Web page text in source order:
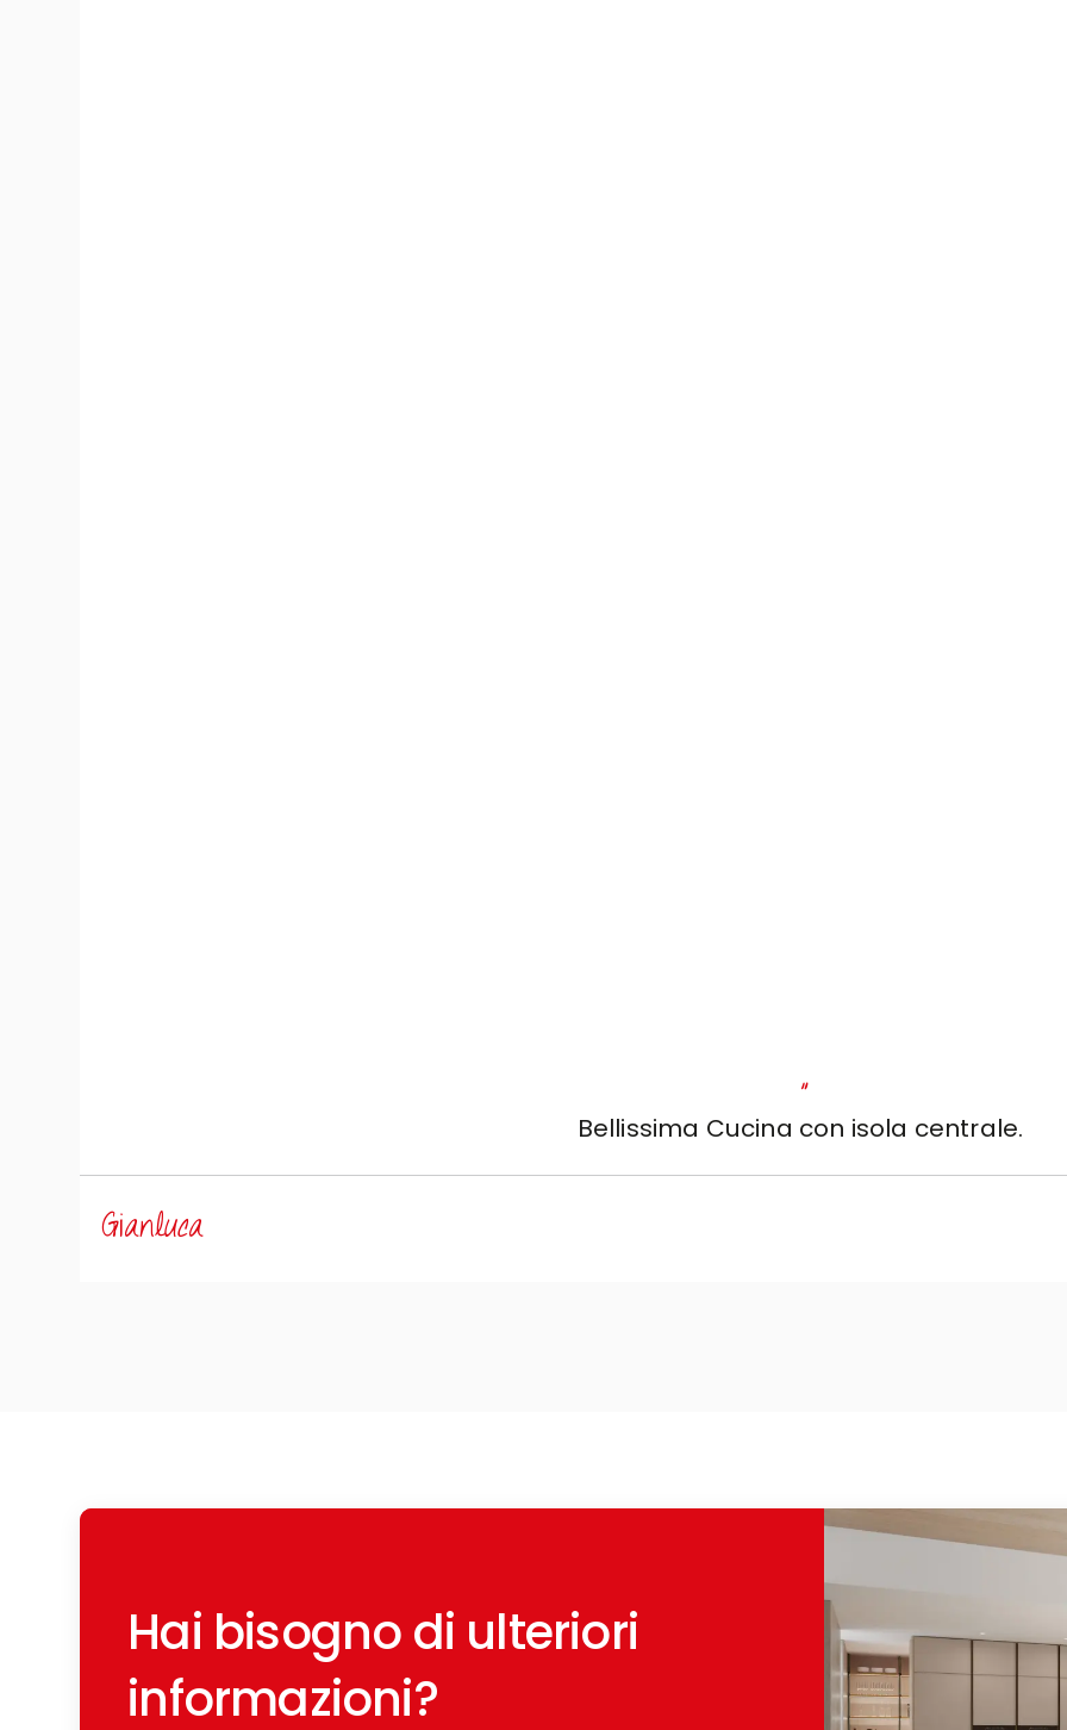
"
Bellissima Cucina con isola centrale.
Gianluca
Hai bisogno di ulteriori
informazioni?